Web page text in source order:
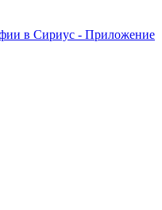
в Сириус - Приложение